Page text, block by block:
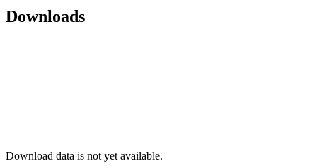
Downloads
Download data is not yet available.